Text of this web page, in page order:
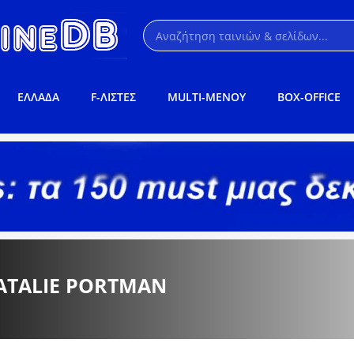
ΕΛΛΑΔΑ F-ΛΙΣΤΕΣ MULTI-ΜΕΝΟΥ BOX-OFFICE
PORTMAN